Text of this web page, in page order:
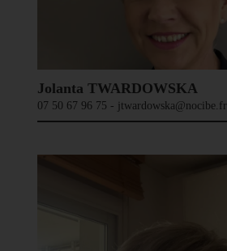
Jolanta TWARDOWSKA
07 50 67 96 75 - jtwardowska@nocibe.fr